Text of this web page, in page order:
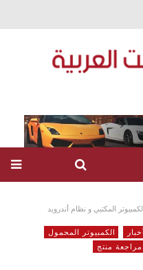
المكتبي و نظام أندرويد
الكمبيوتر المحمول
مراجعة منتج